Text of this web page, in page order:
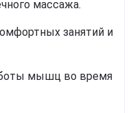
массажа.
занятий и
мышц во время